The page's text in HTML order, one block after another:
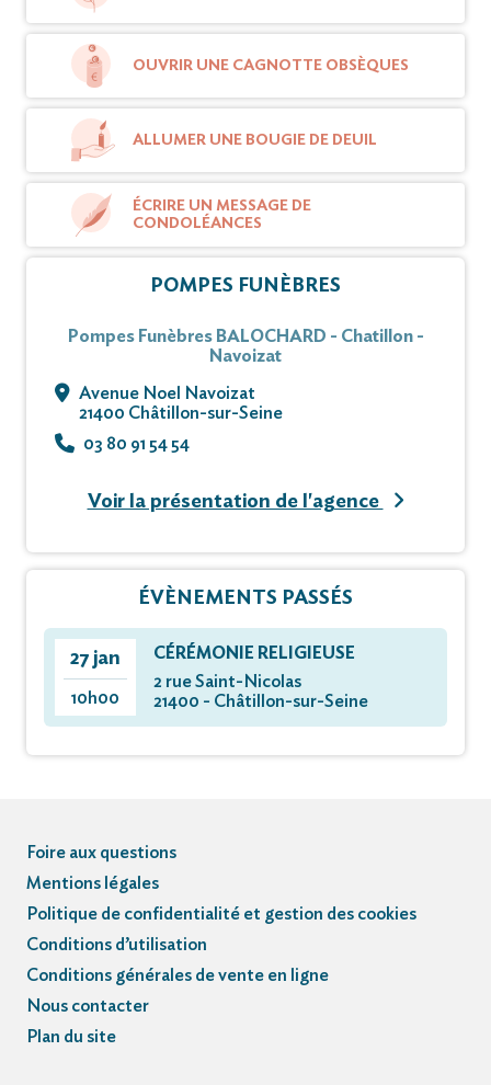
OUVRIR UNE CAGNOTTE OBSÈQUES
ALLUMER UNE BOUGIE DE DEUIL
ÉCRIRE UN MESSAGE DE
CONDOLÉANCES
POMPES FUNÈBRES
Pompes Funèbres BALOCHARD - Chatillon -
Navoizat
Avenue Noel Navoizat
21400 Châtillon-sur-Seine
03 80 91 54 54
Voir la présentation de l'agence
ÉVÈNEMENTS PASSÉS
27 jan
10h00
CÉRÉMONIE RELIGIEUSE
2 rue Saint-Nicolas
21400 - Châtillon-sur-Seine
Foire aux questions
Mentions légales
Politique de confidentialité et gestion des cookies
Conditions d’utilisation
Conditions générales de vente en ligne
Nous contacter
Plan du site